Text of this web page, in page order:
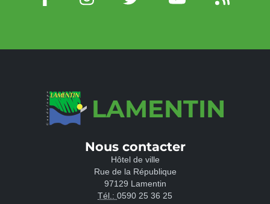
LAMENTIN
Nous contacter
Hôtel de ville
Rue de la République
97129 Lamentin
Tél.: 0590 25 36 25